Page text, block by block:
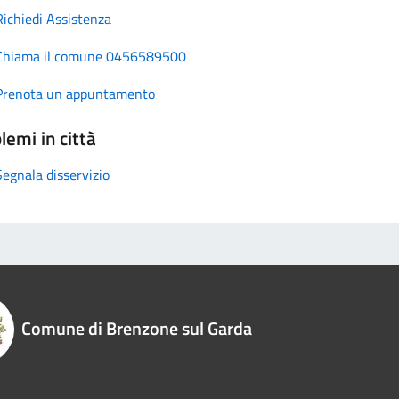
Assistenza
il comune 0456589500
un appuntamento
in città
disservizio
Comune di Brenzone sul Garda